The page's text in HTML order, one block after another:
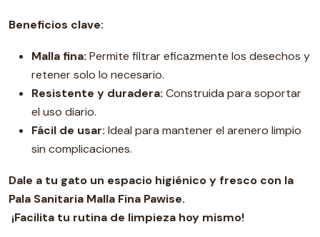
Beneficios clave:
Malla fina: Permite filtrar eficazmente los desechos y
retener solo lo necesario.
Resistente y duradera: Construida para soportar
el uso diario.
Fácil de usar: Ideal para mantener el arenero limpio
sin complicaciones.
Dale a tu gato un espacio higiénico y fresco con la
Pala Sanitaria Malla Fina Pawise.
¡Facilita tu rutina de limpieza hoy mismo!